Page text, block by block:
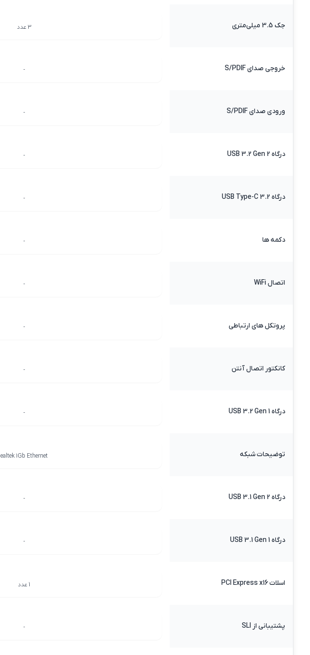
جک 3.5 میلی‌متری 3 عدد
خروجی صدای S/PDIF -
ورودی صدای S/PDIF -
درگاه USB 3.2 Gen 2 -
درگاه 3.2 USB Type-C -
دکمه ها -
اتصال WiFi -
پروتکل های ارتباطی -
کانکتور اتصال آنتن -
درگاه USB 3.2 Gen 1 -
توضیحات شبکه ealtek 1Gb Ethernet
درگاه USB 3.1 Gen 2 -
درگاه USB 3.1 Gen 1 -
اسلات PCI Express x16 1 عدد
پشتیبانی از SLI -